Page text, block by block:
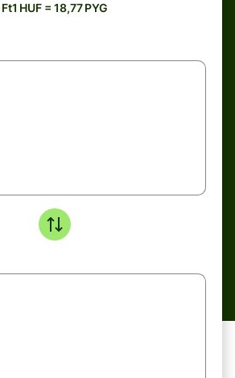
Ft1 HUF = 18,77 PYG